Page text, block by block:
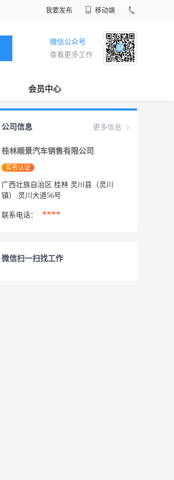
我要发布 移动端
微信公众号
查看更多工作
会员中心
更多信息
公司信息
桂林顺景汽车销售有限公司
实名认证
广西壮族自治区 桂林 灵川县（灵川
镇） 灵川大道56号
联系电话： ****
微信扫一扫找工作